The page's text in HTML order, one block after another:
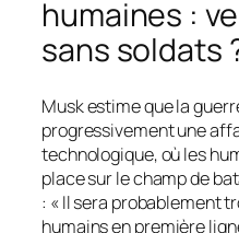
humaines :
sans soldats
Musk estime que la
progressivement une
technologique, où les
place sur le champ de
: « Il sera probablement
humains en première